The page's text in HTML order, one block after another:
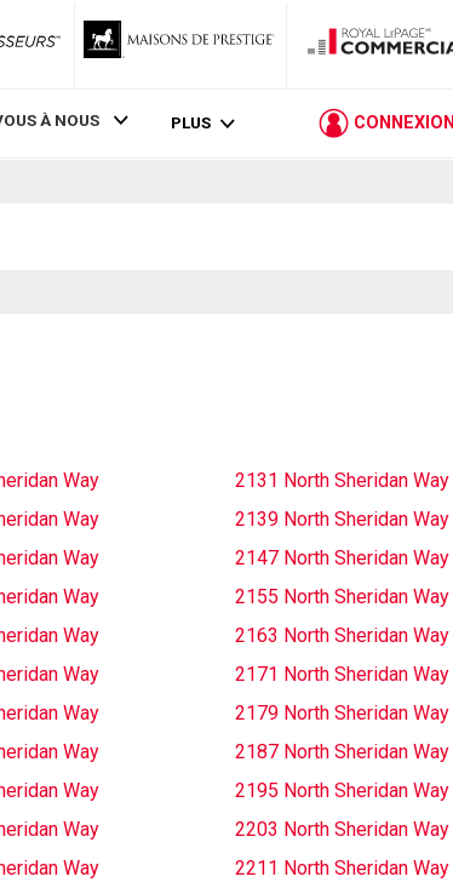
RLP
À NOUS PLUS CONNEXION
Way
2131 North Sheridan Way
Way
2139 North Sheridan Way
Way
2147 North Sheridan Way
Way
2155 North Sheridan Way
Way
2163 North Sheridan Way
Way
2171 North Sheridan Way
Way
2179 North Sheridan Way
Way
2187 North Sheridan Way
Way
2195 North Sheridan Way
Way
2203 North Sheridan Way
Way
2211 North Sheridan Way